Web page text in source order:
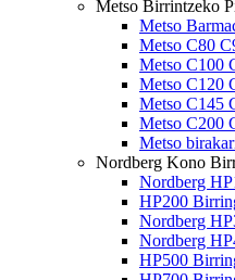
Metso Birrintzeko
Metso
Metso C80
Metso C100
Metso C120
Metso C145
Metso C200
Metso
Nordberg Kono
Nordberg
HP200
Nordberg
Nordberg
HP500